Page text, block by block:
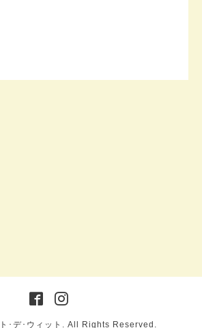
･デ･ウィット . All Rights Reserved.